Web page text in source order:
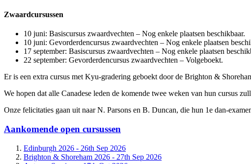
Zwaardcursussen
10 juni: Basiscursus zwaardvechten – Nog enkele plaatsen beschikbaar.
10 juni: Gevorderdencursus zwaardvechten – Nog enkele plaatsen
17 september: Basiscursus zwaardvechten – Nog enkele plaatsen
22 september: Gevorderdencursus zwaardvechten – Volgeboekt.
Er is een extra cursus met Kyu-gradering geboekt door de Brighton &
We hopen dat alle Canadese leden de komende twee weken van hun cursus
Onze felicitaties gaan uit naar N. Parsons en B. Duncan, die hun 1e dan-
Aankomende open cursussen
Edinburgh 2026 - 26th Sep 2026
Brighton & Shoreham 2026 - 27th Sep 2026